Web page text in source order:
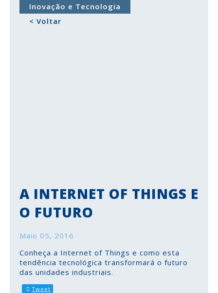
Inovação e Tecnologia
< Voltar
A INTERNET OF THINGS E
O FUTURO
Maio 05, 2016
Conheça a Internet of Things e como esta
tendência tecnológica transformará o futuro
das unidades industriais.
Tweet